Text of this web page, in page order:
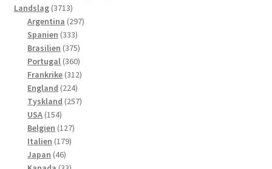
Landslag 37133713
produkter
Argentina 297297
Spanien 333333
produkter
Brasilien 375375
produkter
Portugal 360360
produkter
Frankrike 312312
England 224224
produkter
Tyskland 257257
USA 154154
produkter
Belgien 127127
Italien 179179
Japan 4646